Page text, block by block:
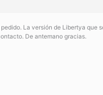
La versión de Libertya que
De antemano gracias.